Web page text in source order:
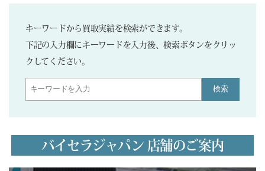
キーワードから買取実績を検索ができます。
下記の入力欄にキーワードを入力後、検索ボタンをクリッ
クしてください。
検索
バイセラジャパン 店舗のご案内